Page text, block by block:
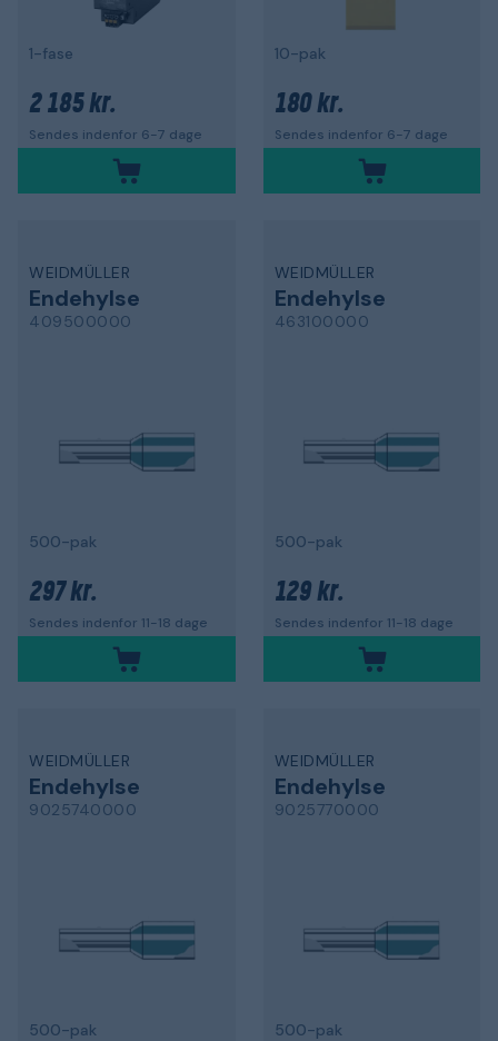
1-fase
2 185 kr.
Sendes indenfor 6-7 dage
10-pak
180 kr.
Sendes indenfor 6-7 dage
WEIDMÜLLER
Endehylse
409500000
500-pak
297 kr.
Sendes indenfor 11-18 dage
WEIDMÜLLER
Endehylse
463100000
500-pak
129 kr.
Sendes indenfor 11-18 dage
WEIDMÜLLER
Endehylse
9025740000
500-pak
WEIDMÜLLER
Endehylse
9025770000
500-pak